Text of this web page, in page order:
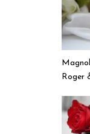
Roger